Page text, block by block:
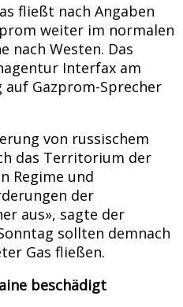
fließt nach Angaben
weiter im normalen
nach Westen. Das
Interfax am
Gazprom-Sprecher
von russischem
das Territorium der
Regime und
der
aus», sagte der
sollten demnach
Gas fließen.
beschädigt